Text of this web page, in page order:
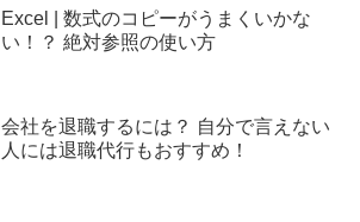
Excel | 数式のコピーがうまくいかな
い！？ 絶対参照の使い方
会社を退職するには？ 自分で言えない
人には退職代行もおすすめ！